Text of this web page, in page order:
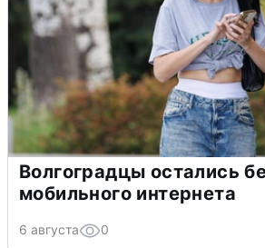
Волгоградцы остались
мобильного интернета
6 августа 0